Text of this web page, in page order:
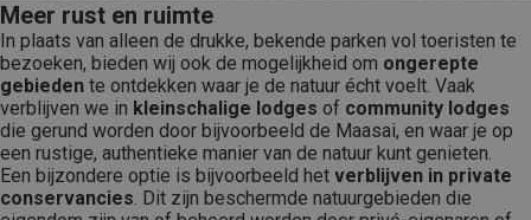
Meer rust en ruimte
In plaats van alleen de drukke, bekende parken vol toeristen te
bezoeken, bieden wij ook de mogelijkheid om ongerepte
gebieden te ontdekken waar je de natuur écht voelt. Vaak
verblijven we in kleinschalige lodges of community lodges
die gerund worden door bijvoorbeeld de Maasai, en waar je op
een rustige, authentieke manier van de natuur kunt genieten.
Een bijzondere optie is bijvoorbeeld het verblijven in private
conservancies. Dit zijn beschermde natuurgebieden die